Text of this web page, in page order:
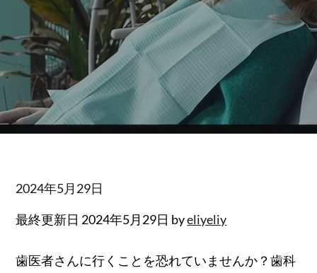
Posted
2024年5月29日
最終更新日 2024年5月29日 byeliyeliy
歯医者さんに行くことを恐れていませんか？歯科